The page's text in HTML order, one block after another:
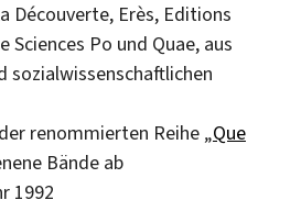
Découverte, Erès, Editions
Sciences Po und Quae, aus
sozialwissenschaftlichen
renommierten Reihe „Que
Bände ab
1992